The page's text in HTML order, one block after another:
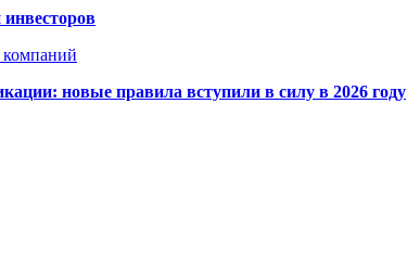
компаний
новые правила вступили в силу в 2026 году